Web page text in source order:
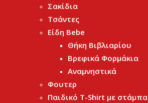
Σακίδια
Τσάντες
Είδη Bebe
Θήκη Βιβλιαρίου
Βρεφικά Φορμάκια
Αναμνηστικά
Φουτερ
Παιδικό T-Shirt με στάμπα